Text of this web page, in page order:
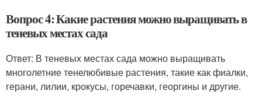
Вопрос 4: Какие растения можно выращивать в
теневых местах сада
Ответ: В теневых местах сада можно выращивать
многолетние тенелюбивые растения, такие как фиалки,
герани, лилии, крокусы, горечавки, георгины и другие.